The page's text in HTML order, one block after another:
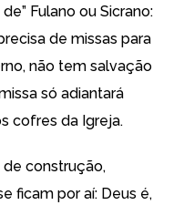
Fulano ou Sicrano:
de missas para
não tem salvação
só adiantará
cofres da Igreja.
construção,
ficam por aí: Deus é,